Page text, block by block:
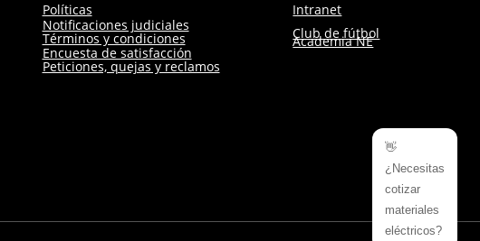
Políticas
Notificaciones judiciales
Términos y condiciones
Encuesta de satisfacción
Peticiones, quejas y reclamos
Intranet
Club de fútbol
Academia NE
👋
¿Necesitas
cotizar
materiales
eléctricos?